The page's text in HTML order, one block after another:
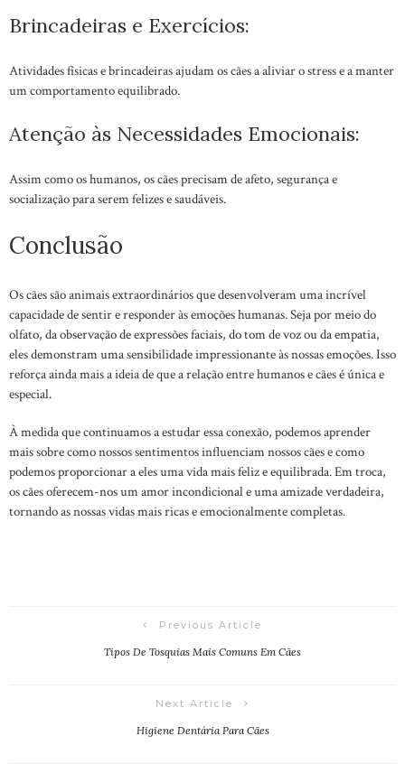
Brincadeiras e Exercícios:
Atividades físicas e brincadeiras ajudam os cães a aliviar o stress e a manter
um comportamento equilibrado.
Atenção às Necessidades Emocionais:
Assim como os humanos, os cães precisam de afeto, segurança e
socialização para serem felizes e saudáveis.
Conclusão
Os cães são animais extraordinários que desenvolveram uma incrível
capacidade de sentir e responder às emoções humanas. Seja por meio do
olfato, da observação de expressões faciais, do tom de voz ou da empatia,
eles demonstram uma sensibilidade impressionante às nossas emoções. Isso
reforça ainda mais a ideia de que a relação entre humanos e cães é única e
especial.
À medida que continuamos a estudar essa conexão, podemos aprender
mais sobre como nossos sentimentos influenciam nossos cães e como
podemos proporcionar a eles uma vida mais feliz e equilibrada. Em troca,
os cães oferecem-nos um amor incondicional e uma amizade verdadeira,
tornando as nossas vidas mais ricas e emocionalmente completas.
Previous Article
Tipos De Tosquias Mais Comuns Em Cães
Next Article
Higiene Dentária Para Cães